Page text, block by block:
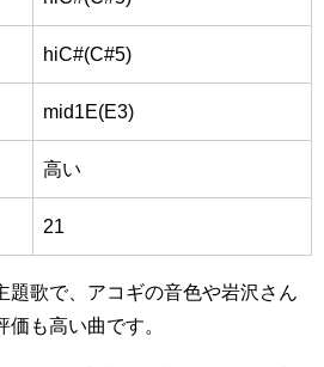
hiC#(C#5)
mid1E(E3)
高い
21
題歌で、アコギの音色や岩沢さん
も高い曲です。